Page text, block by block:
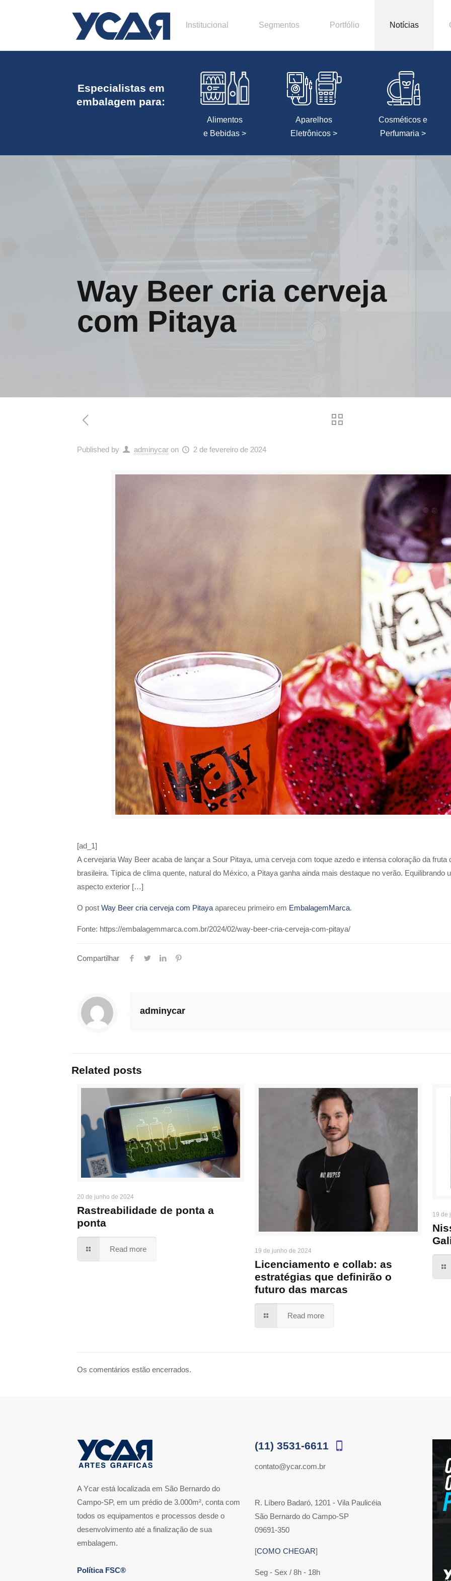
Institucional Segmentos Portfólio Notícias
Especialistas em
embalagem para:
Alimentos
e Bebidas >
Aparelhos
Eletrônicos >
Cosméticos e
Perfumaria >
Way Beer cria cerveja
com Pitaya
Published by adminycar on 2 de fevereiro de 2024
[ad_1]
A cervejaria Way Beer acaba de lançar a Sour Pitaya, uma cerveja com toque azedo e intensa coloração da
brasileira. Típica de clima quente, natural do México, a Pitaya ganha ainda mais destaque no verão.
aspecto exterior […]
O post Way Beer cria cerveja com Pitayaapareceu primeiro em EmbalagemMarca.
Fonte: https://embalagemmarca.com.br/2024/02/way-beer-cria-cerveja-com-pitaya/
Compartilhar
adminycar
Related posts
20 de junho de 2024
Rastreabilidade de ponta a
ponta
Read more 19 de junho de 2024
Licenciamento e collab: as
estratégias que definirão o
futuro das marcas
Read more
19 de
Os comentários estão encerrados.
A Ycar está localizada em São Bernardo do
Campo-SP, em um prédio de 3.000m², conta com
todos os equipamentos e processos desde o
desenvolvimento até a finalização de sua
embalagem.
Política FSC®
(11) 3531-6611
contato@ycar.com.br
R. Líbero Badaró, 1201 - Vila Paulicéia
São Bernardo do Campo-SP
09691-350
[COMO CHEGAR]
Seg - Sex / 8h - 18h